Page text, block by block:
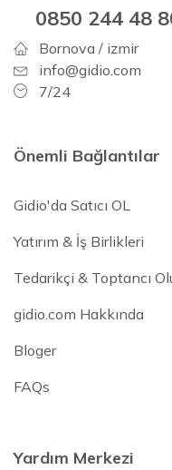
0850 244 48
Bornova / izmir
info@gidio.com
7/24
Önemli Bağlantılar
Gidio'da Satıcı OL
Yatırım & İş Birlikleri
Tedarikçi & Toptancı
gidio.com Hakkında
Bloger
FAQs
Yardım Merkezi